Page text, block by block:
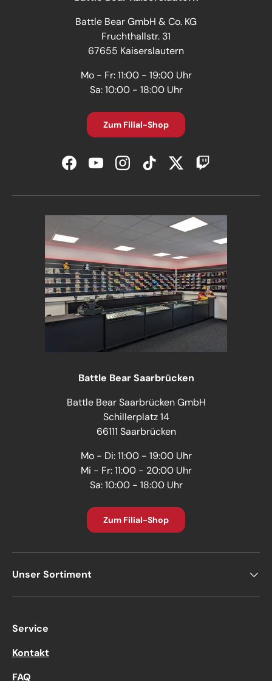
Battle Bear GmbH & Co. KG
Fruchthallstr. 31
67655 Kaiserslautern
Mo - Fr: 11:00 - 19:00 Uhr
Sa: 10:00 - 18:00 Uhr
Zum Filial-Shop
FacebookYouTubeInstagramTikTokTwitterTwitch
Battle Bear Saarbrücken
Battle Bear Saarbrücken GmbH
Schillerplatz 14
66111 Saarbrücken
Mo - Di: 11:00 - 19:00 Uhr
Mi - Fr: 11:00 - 20:00 Uhr
Sa: 10:00 - 18:00 Uhr
Zum Filial-Shop
Unser Sortiment
Service
Kontakt
FAQ